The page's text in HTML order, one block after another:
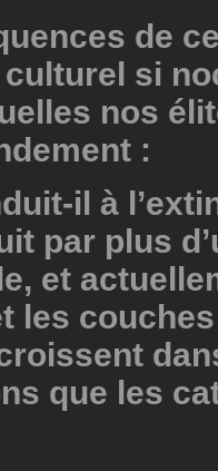
de
si
nos
:
il à
par plus
et
les
que les